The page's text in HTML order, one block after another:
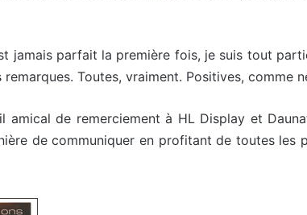
jamais parfait la première fois, je suis tout
remarques. Toutes, vraiment. Positives, comme
amical de remerciement à HL Display et
de communiquer en profitant de toutes les